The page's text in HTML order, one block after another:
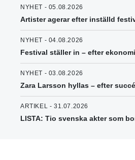
NYHET - 05.08.2026
Artister agerar efter inställd
NYHET - 04.08.2026
Festival ställer in – efter
NYHET - 03.08.2026
Zara Larsson hyllas – efter
ARTIKEL - 31.07.2026
LISTA: Tio svenska akter som